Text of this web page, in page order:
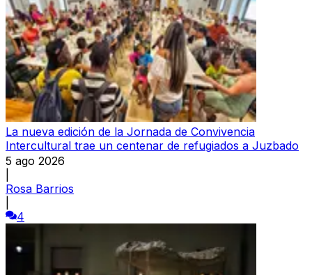
La nueva edición de la Jornada de Convivencia
Intercultural trae un centenar de refugiados a Juzbado
5 ago 2026
Rosa Barrios
4